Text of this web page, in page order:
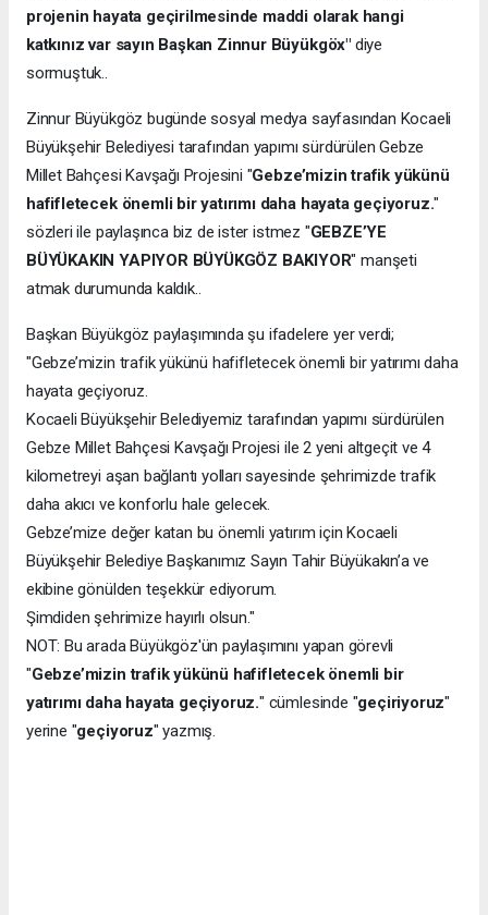
projenin hayata geçirilmesinde maddi olarak hangi
katkınız var sayın Başkan Zinnur Büyükgöx" diye
sormuştuk..
Zinnur Büyükgöz bugünde sosyal medya sayfasından Kocaeli
Büyükşehir Belediyesi tarafından yapımı sürdürülen Gebze
Millet Bahçesi Kavşağı Projesini "Gebze’mizin trafik yükünü
hafifletecek önemli bir yatırımı daha hayata geçiyoruz."
sözleri ile paylaşınca biz de ister istmez "GEBZE’YE
BÜYÜKAKIN YAPIYOR BÜYÜKGÖZ BAKIYOR" manşeti
atmak durumunda kaldık..
Başkan Büyükgöz paylaşımında şu ifadelere yer verdi;
"Gebze’mizin trafik yükünü hafifletecek önemli bir yatırımı daha
hayata geçiyoruz.
Kocaeli Büyükşehir Belediyemiz tarafından yapımı sürdürülen
Gebze Millet Bahçesi Kavşağı Projesi ile 2 yeni altgeçit ve 4
kilometreyi aşan bağlantı yolları sayesinde şehrimizde trafik
daha akıcı ve konforlu hale gelecek.
Gebze’mize değer katan bu önemli yatırım için Kocaeli
Büyükşehir Belediye Başkanımız Sayın Tahir Büyükakın’a ve
ekibine gönülden teşekkür ediyorum.
Şimdiden şehrimize hayırlı olsun."
NOT: Bu arada Büyükgöz'ün paylaşımını yapan görevli
"Gebze’mizin trafik yükünü hafifletecek önemli bir
yatırımı daha hayata geçiyoruz." cümlesinde "geçiriyoruz"
yerine "geçiyoruz" yazmış.